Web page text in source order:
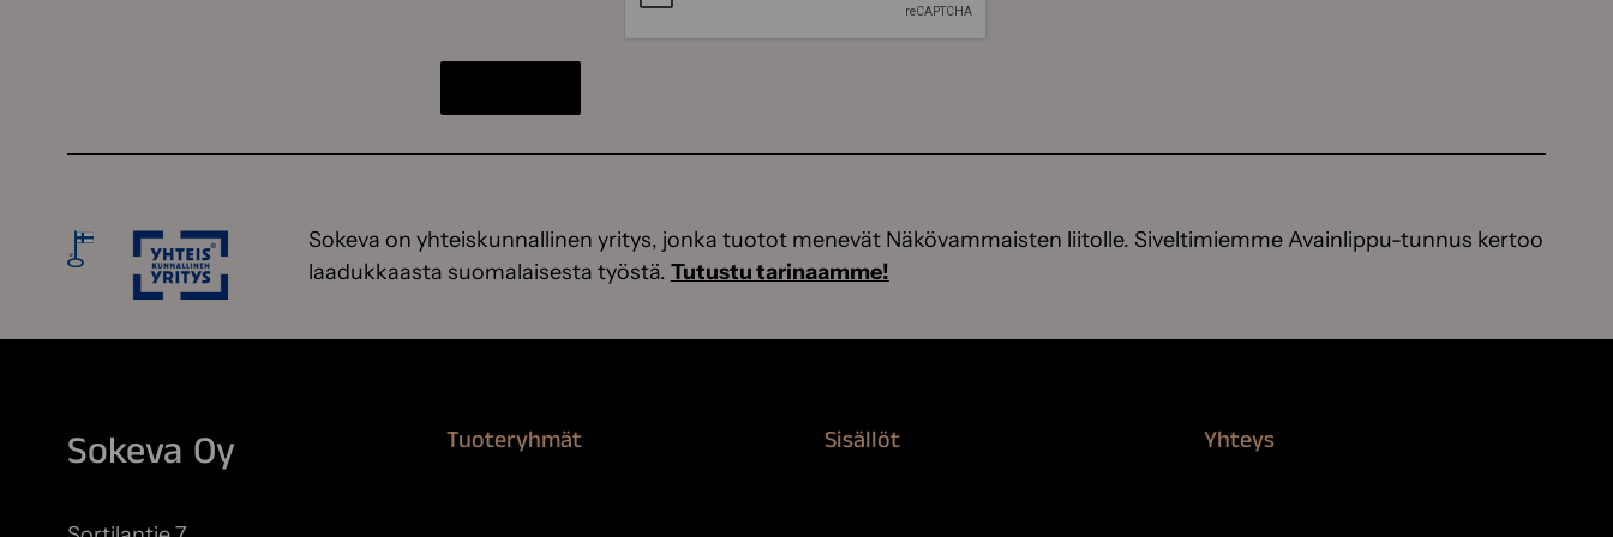
Sokeva on yhteiskunnallinen yritys, jonka tuotot menevät Näkövammaisten liitolle. Siveltimiemme Avainlippu-tunnus kertoo
laadukkaasta suomalaisesta työstä. Tutustu tarinaamme!
Sokeva Oy Tuoteryhmät Sisällöt Yhteys